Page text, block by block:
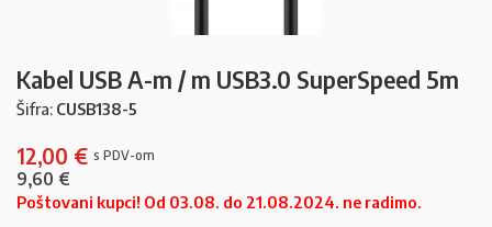
Kabel USB A-m / m USB3.0 SuperSpeed 5m
Šifra: CUSB138-5
12,00 €
9,60 €
Poštovani kupci! Od 03.08. do 21.08.2024. ne radimo.